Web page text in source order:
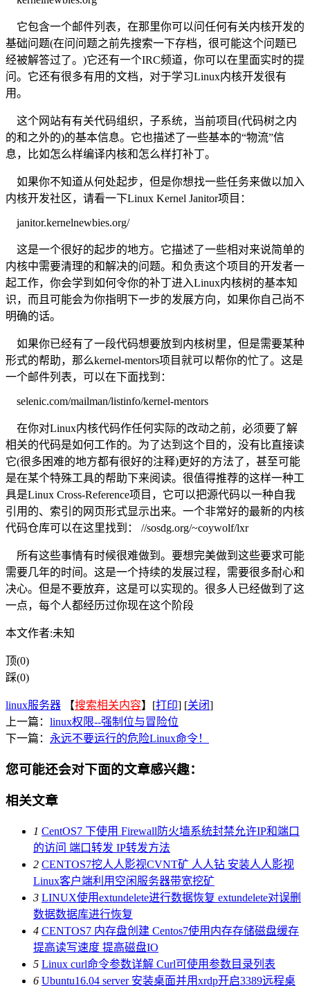
它包含一个邮件列表，在那里你可以问任何有关内核开发的
基础问题(在问问题之前先搜索一下存档，很可能这个问题已
经被解答过了。)它还有一个IRC频道，你可以在里面实时的提
问。它还有很多有用的文档，对于学习Linux内核开发很有
用。
这个网站有有关代码组织，子系统，当前项目(代码树之内
的和之外的)的基本信息。它也描述了一些基本的“物流”信
息，比如怎么样编译内核和怎么样打补丁。
如果你不知道从何处起步，但是你想找一些任务来做以加入
内核开发社区，请看一下Linux Kernel Janitor项目：
janitor.kernelnewbies.org/
这是一个很好的起步的地方。它描述了一些相对来说简单的
内核中需要清理的和解决的问题。和负责这个项目的开发者一
起工作，你会学到如何令你的补丁进入Linux内核树的基本知
识，而且可能会为你指明下一步的发展方向，如果你自己尚不
明确的话。
如果你已经有了一段代码想要放到内核树里，但是需要某种
形式的帮助，那么kernel-mentors项目就可以帮你的忙了。这是
一个邮件列表，可以在下面找到：
selenic.com/mailman/listinfo/kernel-mentors
在你对Linux内核代码作任何实际的改动之前，必须要了解
相关的代码是如何工作的。为了达到这个目的，没有比直接读
它(很多困难的地方都有很好的注释)更好的方法了，甚至可能
是在某个特殊工具的帮助下来阅读。很值得推荐的这样一种工
具是Linux Cross-Reference项目，它可以把源代码以一种自我
引用的、索引的网页形式显示出来。一个非常好的最新的内核
代码仓库可以在这里找到： //sosdg.org/~coywolf/lxr
所有这些事情有时候很难做到。要想完美做到这些要求可能
需要几年的时间。这是一个持续的发展过程，需要很多耐心和
决心。但是不要放弃，这是可以实现的。很多人已经做到了这
一点，每个人都经历过你现在这个阶段
本文作者:未知
顶(0)
踩(0)
linux服务器 【搜索相关内容】[打印] [关闭]
上一篇： linux权限--强制位与冒险位
下一篇： 永远不要运行的危险Linux命令！
您可能还会对下面的文章感兴趣：
相关文章
1 CentOS7 下使用 Firewall防火墙系统封禁允许IP和端口
的访问 端口转发 IP转发方法
2 CENTOS7挖人人影视CVNT矿 人人钻 安装人人影视
Linux客户端利用空闲服务器带宽挖矿
3 LINUX使用extundelete进行数据恢复 extundelete对误删
数据数据库进行恢复
4 CENTOS7 内存盘创建 Centos7使用内存存储磁盘缓存
提高读写速度 提高磁盘IO
5 Linux curl命令参数详解 Curl可使用参数目录列表
6 Ubuntu16.04 server 安装桌面并用xrdp开启3389远程桌